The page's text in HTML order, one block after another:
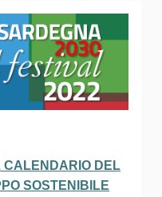
CALENDARIO DEL
SOSTENIBILE